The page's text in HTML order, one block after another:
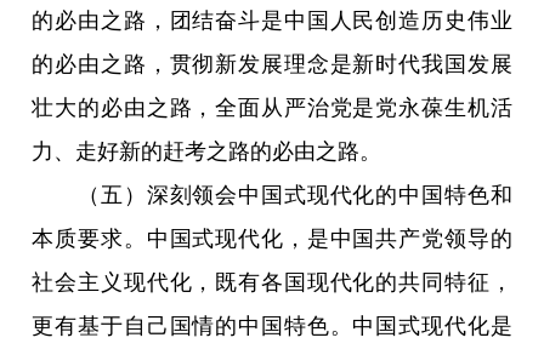
的必由之路，团结奋斗是中国人民创造历史伟业
的必由之路，贯彻新发展理念是新时代我国发展
壮大的必由之路，全面从严治党是党永葆生机活
力、走好新的赶考之路的必由之路。
（五）深刻领会中国式现代化的中国特色和
本质要求。中国式现代化，是中国共产党领导的
社会主义现代化，既有各国现代化的共同特征，
更有基于自己国情的中国特色。中国式现代化是